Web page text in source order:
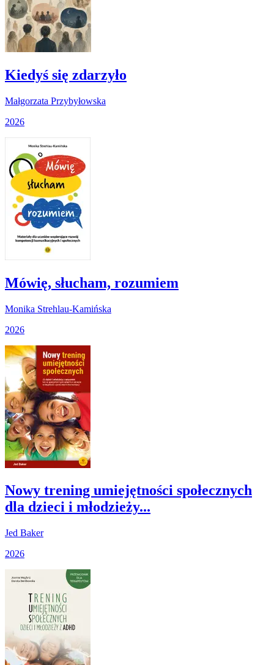
Kiedyś się zdarzyło
Małgorzata Przybyłowska
2026
Mówię, słucham, rozumiem
Monika Strehlau-Kamińska
2026
Nowy trening umiejętności społecznych
dla dzieci i młodzieży...
Jed Baker
2026